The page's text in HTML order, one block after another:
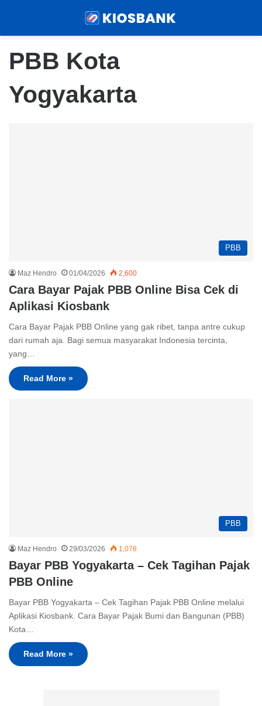
PBB Kota
Yogyakarta
PBB
Maz Hendro 01/04/2026 2,600
Cara Bayar Pajak PBB Online Bisa Cek di
Aplikasi Kiosbank
Cara Bayar Pajak PBB Online yang gak ribet, tanpa antre cukup
dari rumah aja. Bagi semua masyarakat Indonesia tercinta,
yang…
Read More »
PBB
Maz Hendro 29/03/2026 1,078
Bayar PBB Yogyakarta – Cek Tagihan Pajak
PBB Online
Bayar PBB Yogyakarta – Cek Tagihan Pajak PBB Online melalui
Aplikasi Kiosbank. Cara Bayar Pajak Bumi dan Bangunan (PBB)
Kota…
Read More »